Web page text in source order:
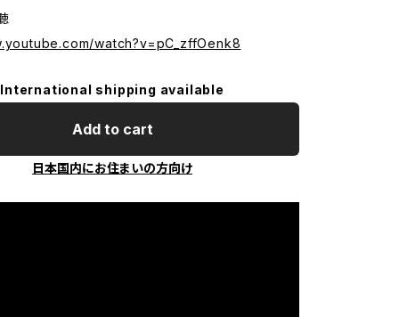
watch?v=pC_zffOenk8
International shipping available
Add to cart
日本国内にお住まいの方向け